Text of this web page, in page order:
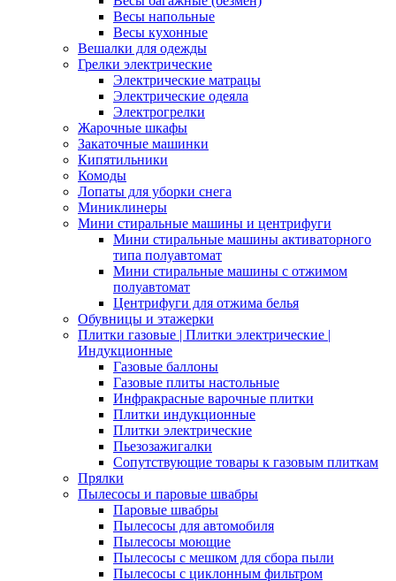
Весы напольные
Весы кухонные
Вешалки для одежды
Грелки электрические
Электрические матрацы
Электрические одеяла
Электрогрелки
Жарочные шкафы
Закаточные машинки
Кипятильники
Комоды
Лопаты для уборки снега
Миниклинеры
Мини стиральные машины и центрифуги
Мини стиральные машины активаторного
типа полуавтомат
Мини стиральные машины с отжимом
полуавтомат
Центрифуги для отжима белья
Обувницы и этажерки
Плитки газовые | Плитки электрические |
Индукционные
Газовые баллоны
Газовые плиты настольные
Инфракрасные варочные плитки
Плитки индукционные
Плитки электрические
Пьезозажигалки
Сопутствующие товары к газовым плиткам
Прялки
Пылесосы и паровые швабры
Паровые швабры
Пылесосы для автомобиля
Пылесосы моющие
Пылесосы с мешком для сбора пыли
Пылесосы с циклонным фильтром